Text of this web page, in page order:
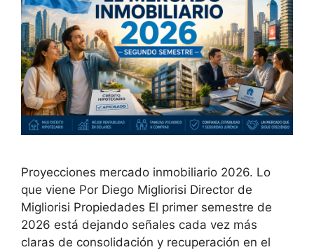
Proyecciones mercado inmobiliario 2026. Lo
que viene Por Diego Migliorisi Director de
Migliorisi Propiedades El primer semestre de
2026 está dejando señales cada vez más
claras de consolidación y recuperación en el